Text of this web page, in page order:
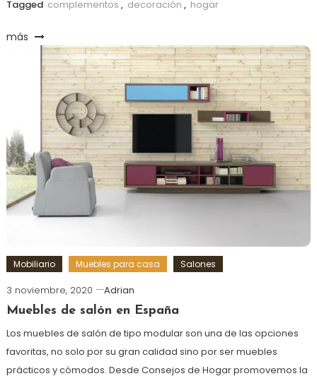
Tagged complementos , decoración , hogar
más
Mobiliario Muebles para casa Salones
3 noviembre, 2020
Adrian
Muebles de salón en España
Los muebles de salón de tipo modular son una de las opciones
favoritas, no solo por su gran calidad sino por ser muebles
prácticos y cómodos. Desde Consejos de Hogar promovemos la